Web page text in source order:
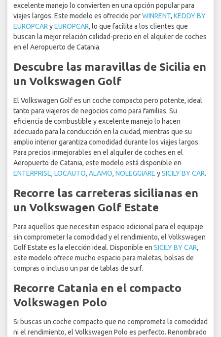
excelente manejo lo convierten en una opción popular para
viajes largos. Este modelo es ofrecido porWINRENT, KEDDY BY
EUROPCAR yEUROPCAR, lo que facilita a los clientes que
buscan la mejor relación calidad-precio en el alquiler de coches
en el Aeropuerto de Catania.
Descubre las maravillas de Sicilia en
un Volkswagen Golf
El Volkswagen Golf es un coche compacto pero potente, ideal
tanto para viajeros de negocios como para familias. Su
eficiencia de combustible y excelente manejo lo hacen
adecuado para la conducción en la ciudad, mientras que su
amplio interior garantiza comodidad durante los viajes largos.
Para precios inmejorables en el alquiler de coches en el
Aeropuerto de Catania, este modelo está disponible en
ENTERPRISE, LOCAUTO, ALAMO, NOLEGGIARE ySICILY BY CAR.
Recorre las carreteras sicilianas en
un Volkswagen Golf Estate
Para aquellos que necesitan espacio adicional para el equipaje
sin comprometer la comodidad y el rendimiento, el Volkswagen
Golf Estate es la elección ideal. Disponible en SICILY BY CAR,
este modelo ofrece mucho espacio para maletas, bolsas de
compras o incluso un par de tablas de surf.
Recorre Catania en el compacto
Volkswagen Polo
Si buscas un coche compacto que no comprometa la comodidad
ni el rendimiento, el Volkswagen Polo es perfecto. Renombrado